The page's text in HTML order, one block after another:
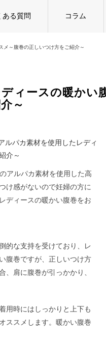
ある質問 コラム
メ～腹巻の正しいつけ方をご紹介～
ィースの暖かい
～
ルパカ素材を使用したレディ
介～
アルパカ素材を使用した高
け感がないので妊婦の方に
ディースの暖かい腹巻をお
的な支持を受けており、レ
腹巻ですが、正しいつけ方
肩に腹巻が引っかかり、
用時にはしっかりと上下も
ススメします。暖かい腹巻